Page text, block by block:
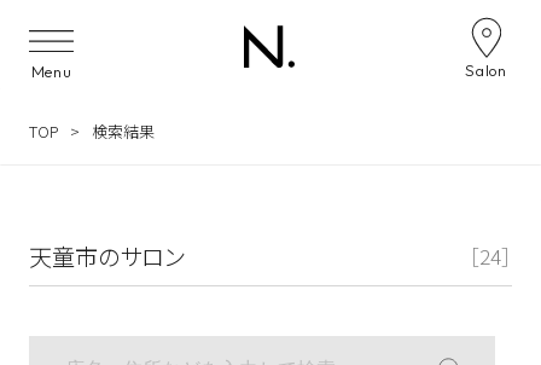
Menu Salon
TOP 検索結果
天童市のサロン ［24］
サロン検索ナビゲーション